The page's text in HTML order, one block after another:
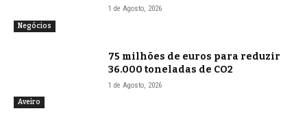
Negócios
1 de Agosto, 2026
Aveiro
75 milhões de euros para reduzir
36.000 toneladas de CO2
1 de Agosto, 2026